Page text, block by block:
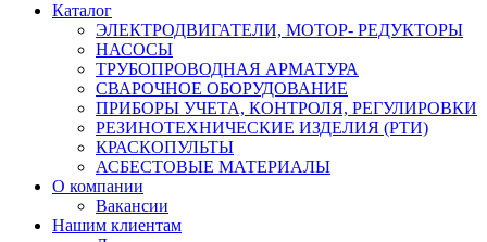
Каталог
ЭЛЕКТРОДВИГАТЕЛИ, МОТОР- РЕДУКТОРЫ
НАСОСЫ
ТРУБОПРОВОДНАЯ АРМАТУРА
СВАРОЧНОЕ ОБОРУДОВАНИЕ
ПРИБОРЫ УЧЕТА, КОНТРОЛЯ, РЕГУЛИРОВКИ
РЕЗИНОТЕХНИЧЕСКИЕ ИЗДЕЛИЯ (РТИ)
КРАСКОПУЛЬТЫ
АСБЕСТОВЫЕ МАТЕРИАЛЫ
О компании
Вакансии
Нашим клиентам